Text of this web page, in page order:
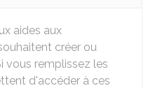
aides aux
créer ou
vous remplissez les
d'accéder à ces